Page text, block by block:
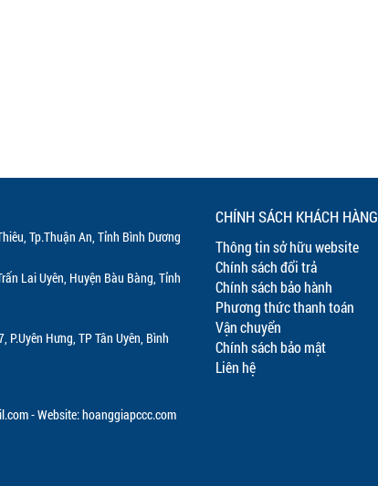
Tp.Thuận An, Tỉnh Bình Dương
Lai Uyên, Huyện Bàu Bàng, Tỉnh
P.Uyên Hưng, TP Tân Uyên, Bình
- Website: hoanggiapccc.com
CHÍNH SÁCH KHÁCH HÀNG
Thông tin sở hữu website
Chính sách đổi trả
Chính sách bảo hành
Phương thức thanh toán
Vận chuyển
Chính sách bảo mật
Liên hệ